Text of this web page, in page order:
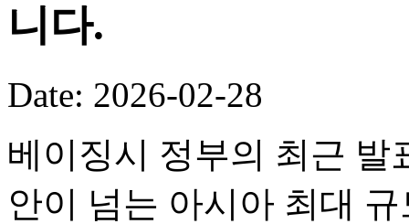
니다.
Date: 2026-02-28
베이징시 정부의 최근 발
안이 넘는 아시아 최대